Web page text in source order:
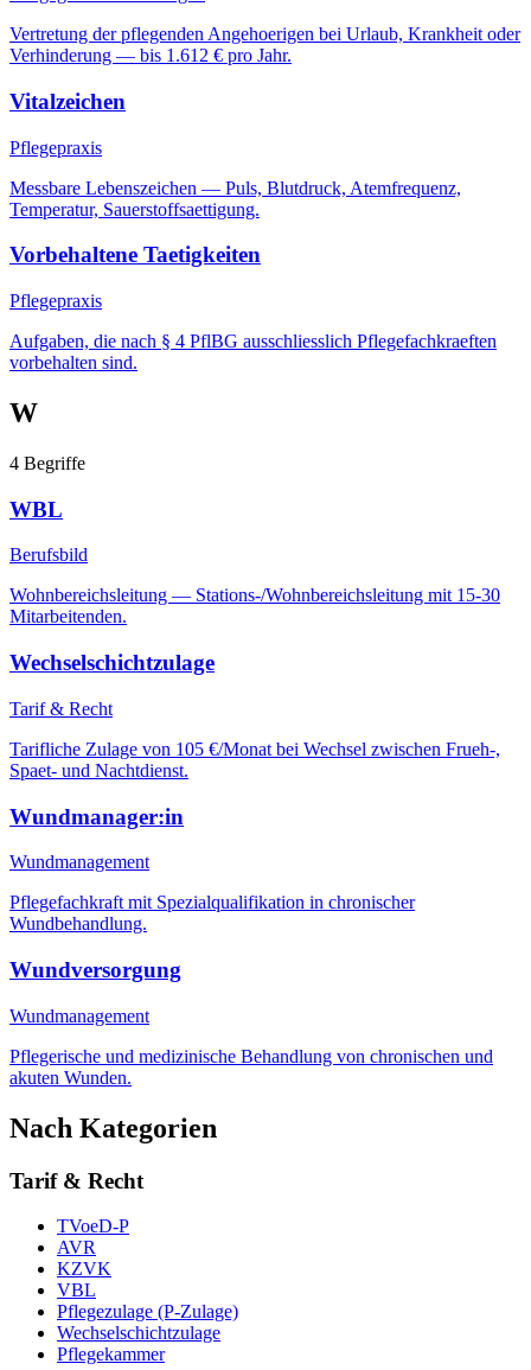
Vertretung der pflegenden Angehoerigen bei Urlaub, Krankheit oder
Verhinderung — bis 1.612 € pro Jahr.
Vitalzeichen
Pflegepraxis
Messbare Lebenszeichen — Puls, Blutdruck, Atemfrequenz,
Temperatur, Sauerstoffsaettigung.
Vorbehaltene Taetigkeiten
Pflegepraxis
Aufgaben, die nach § 4 PflBG ausschliesslich Pflegefachkraeften
vorbehalten sind.
W
4 Begriffe
WBL
Berufsbild
Wohnbereichsleitung — Stations-/Wohnbereichsleitung mit 15-30
Mitarbeitenden.
Wechselschichtzulage
Tarif & Recht
Tarifliche Zulage von 105 €/Monat bei Wechsel zwischen Frueh-,
Spaet- und Nachtdienst.
Wundmanager:in
Wundmanagement
Pflegefachkraft mit Spezialqualifikation in chronischer
Wundbehandlung.
Wundversorgung
Wundmanagement
Pflegerische und medizinische Behandlung von chronischen und
akuten Wunden.
Nach Kategorien
Tarif & Recht
TVoeD-P
AVR
KZVK
VBL
Pflegezulage (P-Zulage)
Wechselschichtzulage
Pflegekammer